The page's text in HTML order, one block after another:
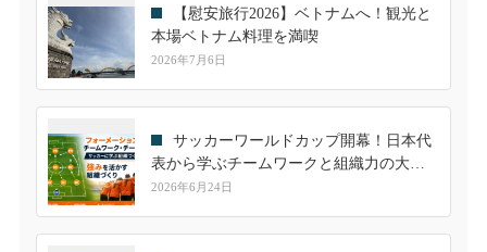
【慰安旅行2026】ベトナムへ！観光と
本場ベトナム料理を満喫
2026年7月6日
サッカーワールドカップ開幕！日本代
表から学ぶチームワークと組織力の大切
さ
2026年6月24日